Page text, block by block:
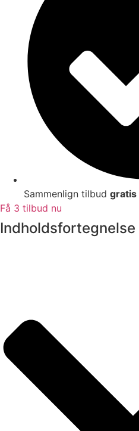
Sammenlign tilbud gratis
Få 3 tilbud nu
Indholdsfortegnelse